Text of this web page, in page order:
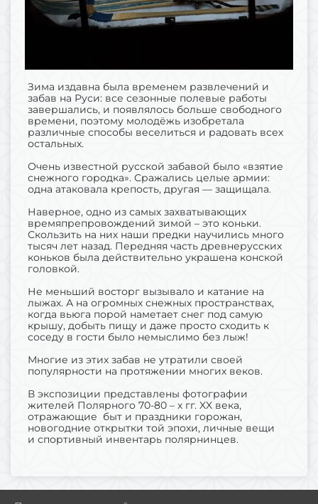
Зима издавна была временем развлечений и
забав на Руси: все сезонные полевые работы
завершались, и появлялось больше свободного
времени, поэтому молодёжь изобретала
различные способы веселиться и радовать всех
остальных.
Очень известной русской забавой было «взятие
снежного городка». Сражались целые армии:
одна атаковала крепость, другая — защищала.
Наверное, одно из самых захватывающих
времяпрепровождений зимой – это коньки.
Скользить на них наши предки научились много
тысяч лет назад. Передняя часть древнерусских
коньков была действительно украшена конской
головкой.
Не меньший восторг вызывало и катание на
лыжах. А на огромных снежных пространствах,
когда вьюга порой наметает снег под самую
крышу, добыть пищу и даже просто сходить к
соседу в гости было немыслимо без лыж!
Многие из этих забав не утратили своей
популярности на протяжении многих веков.
В экспозиции представлены фотографии
жителей Полярного 70-80 – х гг. XX века,
отражающие быт и праздники горожан,
новогодние открытки той эпохи, личные вещи
и спортивный инвентарь полярнинцев.